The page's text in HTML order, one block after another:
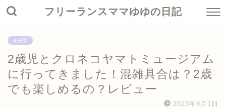
フリーランスママゆゆの日記
未分類
2歳児とクロネコヤマトミュージアム
に行ってきました！混雑具合は？2歳
でも楽しめるの？レビュー
2023年8月1日